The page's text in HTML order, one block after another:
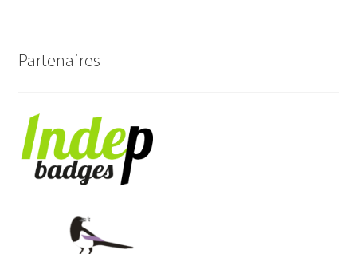
Partenaires